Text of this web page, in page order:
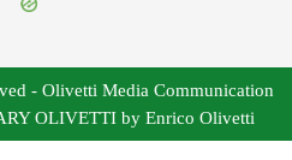
- Olivetti Media Communication
OLIVETTI by Enrico Olivetti